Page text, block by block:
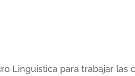
Linguistica para trabajar las